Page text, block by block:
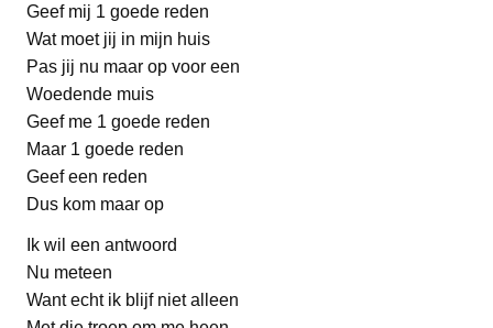
Geef mij 1 goede reden
Wat moet jij in mijn huis
Pas jij nu maar op voor een
Woedende muis
Geef me 1 goede reden
Maar 1 goede reden
Geef een reden
Dus kom maar op
Ik wil een antwoord
Nu meteen
Want echt ik blijf niet alleen